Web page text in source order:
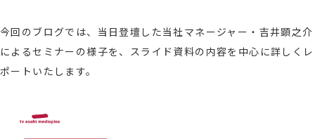
今回のブログでは、当日登壇した当社マネージャー・吉井顕之介
によるセミナーの様子を、スライド資料の内容を中心に詳しくレ
ポートいたします。